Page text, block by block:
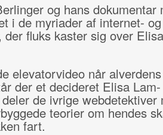
og hans dokumentar
i de myriader af internet- og
der fluks kaster sig over
elevatorvideo når alverdens
der et decideret Elisa Lam-
de ivrige webdetektiver
teorier om hendes
fart.